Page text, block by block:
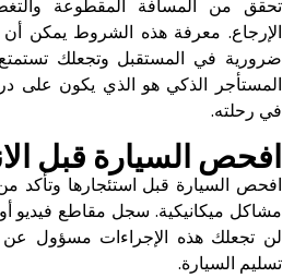
تحقق من المسافة المقطوعة
الإرجاع. معرفة هذه الشروط يمكن أن
ضرورية في المستقبل وتجعلك
المستأجر الذكي هو الذي يكون على
في رحلته.
افحص السيارة قبل
افحص السيارة قبل استئجارها
مشاكل ميكانيكية. سجل مقاطع فيديو
لن تجعلك هذه الإجراءات مسؤول
تسليم السيارة.